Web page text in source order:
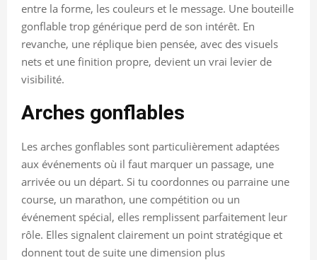
entre la forme, les couleurs et le message. Une bouteille
gonflable trop générique perd de son intérêt. En
revanche, une réplique bien pensée, avec des visuels
nets et une finition propre, devient un vrai levier de
visibilité.
Arches gonflables
Les arches gonflables sont particulièrement adaptées
aux événements où il faut marquer un passage, une
arrivée ou un départ. Si tu coordonnes ou parraine une
course, un marathon, une compétition ou un
événement spécial, elles remplissent parfaitement leur
rôle. Elles signalent clairement un point stratégique et
donnent tout de suite une dimension plus